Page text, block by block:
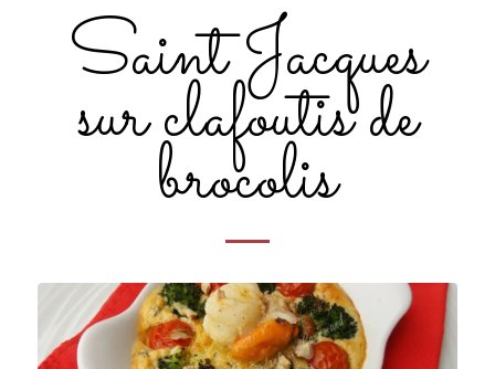
Saint Jacques
sur clafoutis de
brocolis